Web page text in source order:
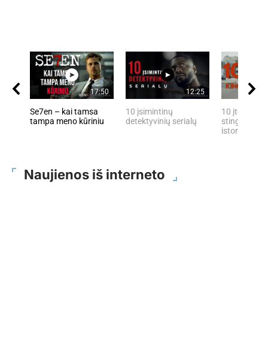
17:50
Se7en – kai tamsa
tampa meno kūriniu
12:25
10 įsimintinų
detektyvinių serialų
10 įtemptų,
stingdančių
istorijų
Naujienos iš interneto